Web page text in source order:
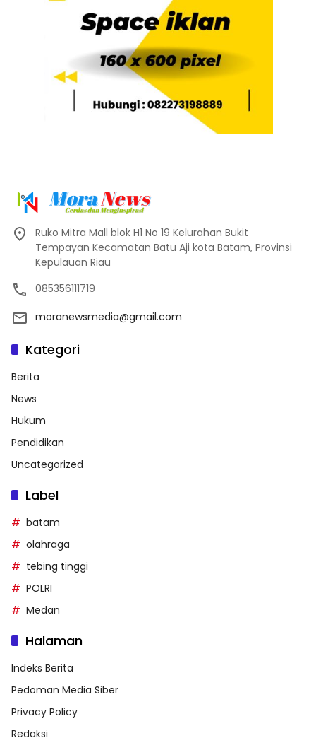
Ruko Mitra Mall blok H1 No 19 Kelurahan Bukit
Tempayan Kecamatan Batu Aji kota Batam, Provinsi
Kepulauan Riau
085356111719
moranewsmedia@gmail.com
Kategori
Berita
News
Hukum
Pendidikan
Uncategorized
Label
batam
olahraga
tebing tinggi
POLRI
Medan
Halaman
Indeks Berita
Pedoman Media Siber
Privacy Policy
Redaksi